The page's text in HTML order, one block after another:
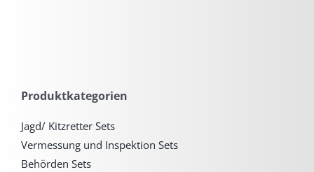
Produktkategorien
Jagd/ Kitzretter Sets
Vermessung und Inspektion Sets
Behörden Sets